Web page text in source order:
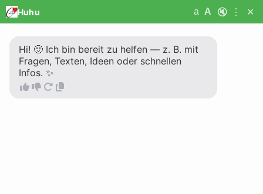
Huhu
Huhu a A 🔇 ⋮ ✕